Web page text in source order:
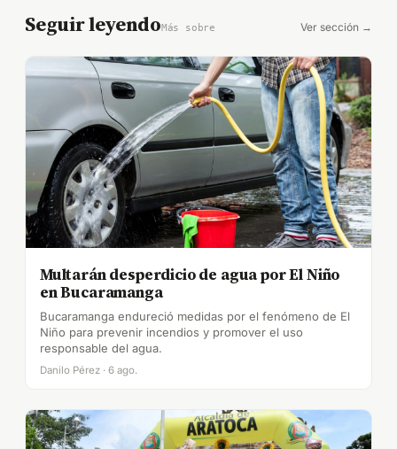
Seguir leyendoMás sobre Ver sección →
Multarán desperdicio de agua por El Niño
en Bucaramanga
Bucaramanga endureció medidas por el fenómeno de El
Niño para prevenir incendios y promover el uso
responsable del agua.
Danilo Pérez · 6 ago.